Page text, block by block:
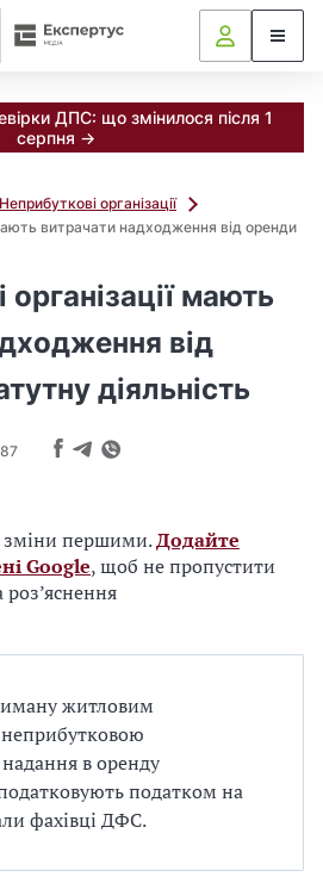
ДПС: що змінилося після 1
серпня →
Неприбуткові організації
витрачати надходження від оренди
мають
від
діяльність
зміни першими.Додайте
Google, щоб не пропустити
житловим
надання в оренду
податком на
фахівці ДФС.